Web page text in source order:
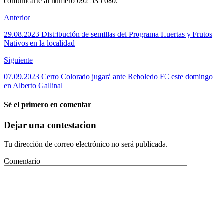
Anterior
29.08.2023 Distribución de semillas del Programa Huertas y Frutos
Nativos en la localidad
Siguiente
07.09.2023 Cerro Colorado jugará ante Reboledo FC este domingo
en Alberto Gallinal
Sé el primero en comentar
Dejar una contestacion
Tu dirección de correo electrónico no será publicada.
Comentario